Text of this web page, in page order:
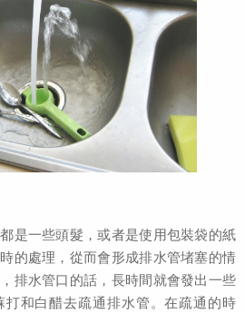
是一些頭髮，或者是使用包裝袋的紙
的處理，從而會形成排水管堵塞的情
排水管口的話，長時間就會發出一些
和白醋去疏通排水管。在疏通的時